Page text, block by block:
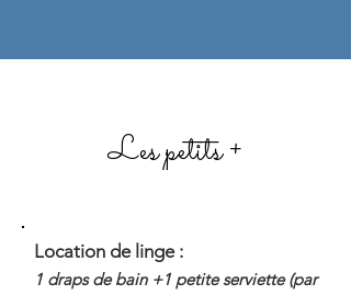
Les petits +
Location de linge :
1 draps de bain +1 petite serviette (par